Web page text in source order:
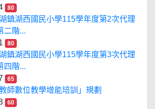
80
鎮湖西國民小學115學年度第2次代理
二階...
80
鎮湖西國民小學115學年度第3次代理
四階...
65
師數位教學增能培訓」規劃
60